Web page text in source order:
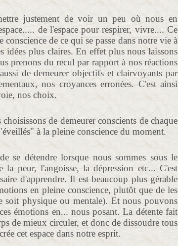
justement de voir un peu où nous en
de l'espace pour respirer, vivre.... Ce
de ce qui se passe dans notre vie à
idées plus claires. En effet plus nous laissons
prenons du recul par rapport à nos réactions
de demeurer objectifs et clairvoyants par
nos croyances erronées. C'est ainsi
nos choix.
de demeurer conscients de chaque
à la pleine conscience du moment.
se détendre lorsque nous sommes sous le
peur, l'angoisse, la dépression etc... C'est
d'apprendre. Il est beaucoup plus gérable
en pleine conscience, plutôt que de les
soit physique ou mentale). Et nous pouvons
émotions en... nous posant. La détente fait
de mieux circuler, et donc de dissoudre tous
cet espace dans notre esprit.